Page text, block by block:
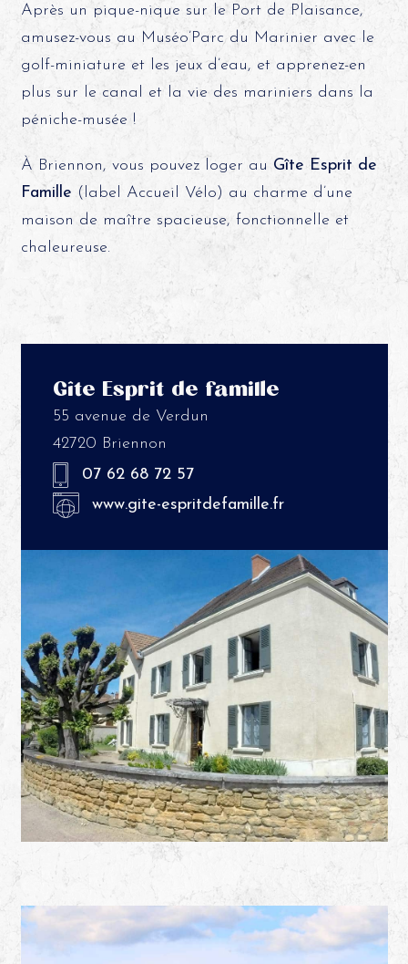
Après un pique-nique sur le Port de Plaisance,
amusez-vous au Muséo’Parc du Marinier avec le
golf-miniature et les jeux d’eau, et apprenez-en
plus sur le canal et la vie des mariniers dans la
péniche-musée !
À Briennon, vous pouvez loger au Gîte Esprit de
Famille (label Accueil Vélo) au charme d’une
maison de maître spacieuse, fonctionnelle et
chaleureuse.
Gîte Esprit de famille
55 avenue de Verdun
42720 Briennon
07 62 68 72 57
www.gite-espritdefamille.fr